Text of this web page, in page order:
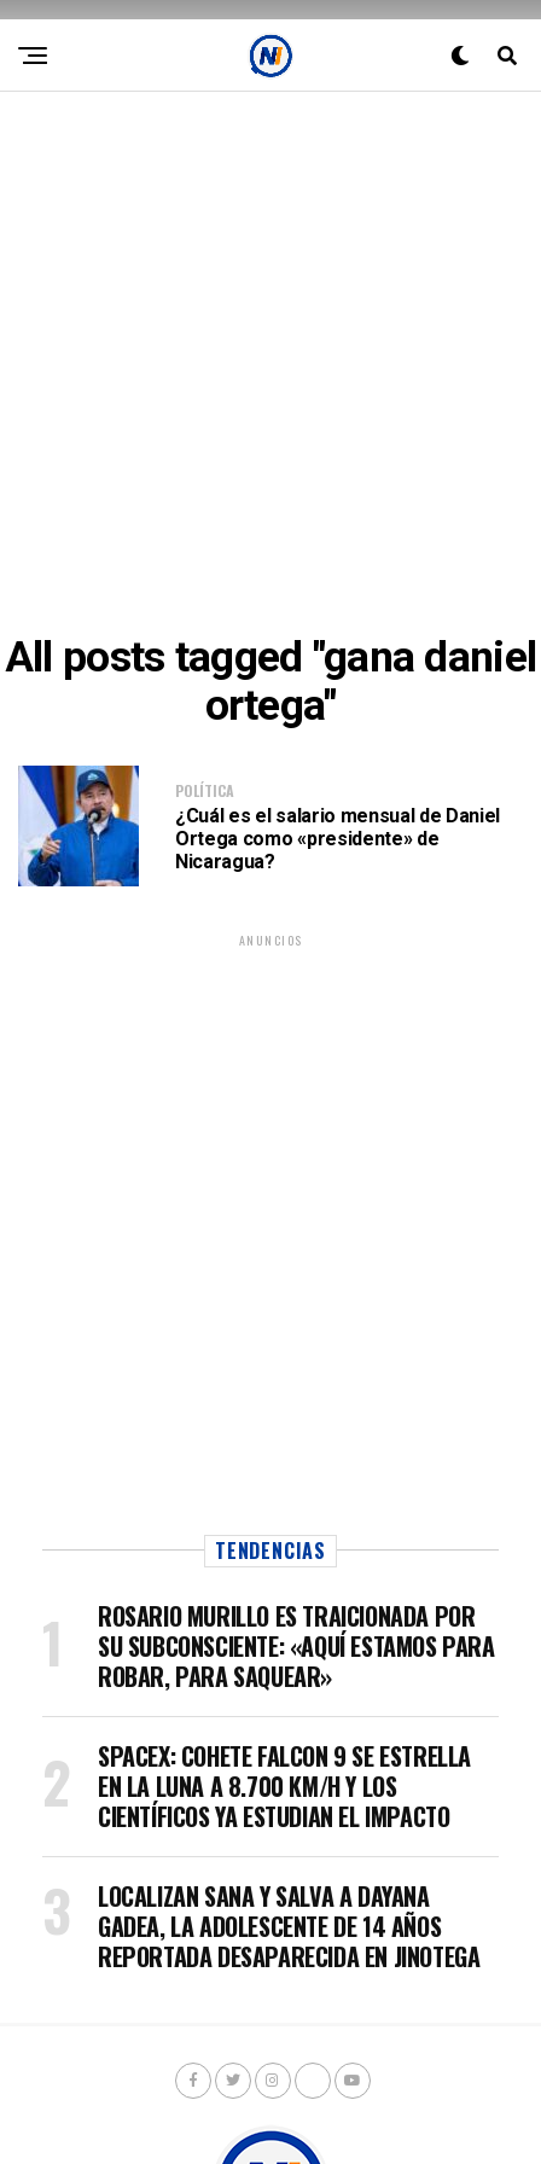
All posts tagged "gana daniel
ortega"
POLÍTICA
¿Cuál es el salario mensual de Daniel
Ortega como «presidente» de
Nicaragua?
ANUNCIOS
TENDENCIAS
ROSARIO MURILLO ES TRAICIONADA POR
SU SUBCONSCIENTE: «AQUÍ ESTAMOS PARA
ROBAR, PARA SAQUEAR»
SPACEX: COHETE FALCON 9 SE ESTRELLA
EN LA LUNA A 8.700 KM/H Y LOS
CIENTÍFICOS YA ESTUDIAN EL IMPACTO
LOCALIZAN SANA Y SALVA A DAYANA
GADEA, LA ADOLESCENTE DE 14 AÑOS
REPORTADA DESAPARECIDA EN JINOTEGA